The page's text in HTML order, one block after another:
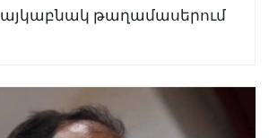
թաղամասերում